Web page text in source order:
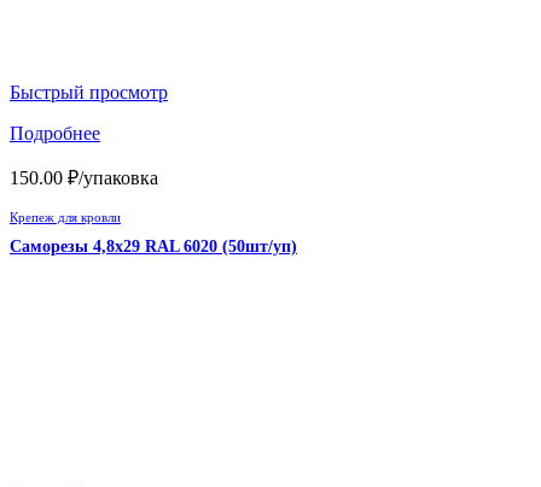
Быстрый просмотр
Подробнее
150.00 ₽/упаковка
Крепеж для кровли
Саморезы 4,8х29 RAL 6020 (50шт/уп)